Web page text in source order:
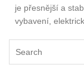
je přesnější a
vybavení,